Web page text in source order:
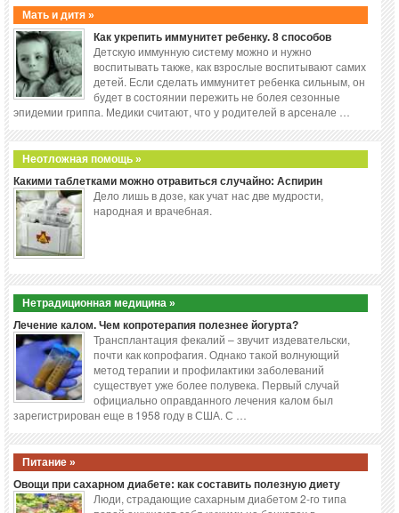
Мать и дитя »
Как укрепить иммунитет ребенку. 8 способов
Детскую иммунную систему можно и нужно
воспитывать также, как взрослые воспитывают самих
детей. Если сделать иммунитет ребенка сильным, он
будет в состоянии пережить не болея сезонные
эпидемии гриппа. Медики считают, что у родителей в арсенале …
Неотложная помощь »
Какими таблетками можно отравиться случайно: Аспирин
Дело лишь в дозе, как учат нас две мудрости,
народная и врачебная.
Нетрадиционная медицина »
Лечение калом. Чем копротерапия полезнее йогурта?
Трансплантация фекалий – звучит издевательски,
почти как копрофагия. Однако такой волнующий
метод терапии и профилактики заболеваний
существует уже более полувека. Первый случай
официально оправданного лечения калом был
зарегистрирован еще в 1958 году в США. С …
Питание »
Овощи при сахарном диабете: как составить полезную диету
Люди, страдающие сахарным диабетом 2-го типа